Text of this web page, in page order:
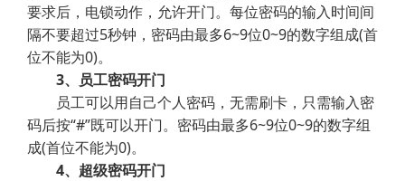
要求后，电锁动作，允许开门。每位密码的输入时间间
隔不要超过5秒钟，密码由最多6~9位0~9的数字组成(首
位不能为0)。
3、员工密码开门
员工可以用自己个人密码，无需刷卡，只需输入密
码后按“#”既可以开门。密码由最多6~9位0~9的数字组
成(首位不能为0)。
4、超级密码开门